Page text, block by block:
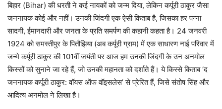
बिहार (Bihar) की धरती ने कई नायकों को जन्म दिया, लेकिन कर्पूरी ठाकुर जैसा
जननायक कोई और नहीं। उनकी जिंदगी एक ऐसी किताब है, जिसका हर पन्ना
सादगी, ईमानदारी और जनता के प्रति समर्पण की कहानी कहता है। 24 जनवरी
1924 को समस्तीपुर के पितौझिया (अब कर्पूरी ग्राम) में एक साधारण नाई परिवार में
जन्मे कर्पूरी ठाकुर की 101वीं जयंती पर आज हम उनकी जिंदगी के उन अनमोल
किस्सों को सुनाने जा रहे हैं, जो उनकी महानता को दर्शाते हैं। ये किस्से किताब ‘द
जननायक कर्पूरी ठाकुर: वॉयस ऑफ वॉइसलेस’ से प्रेरित हैं, जिसे संतोष सिंह और
आदित्य अनमोल ने लिखा है।